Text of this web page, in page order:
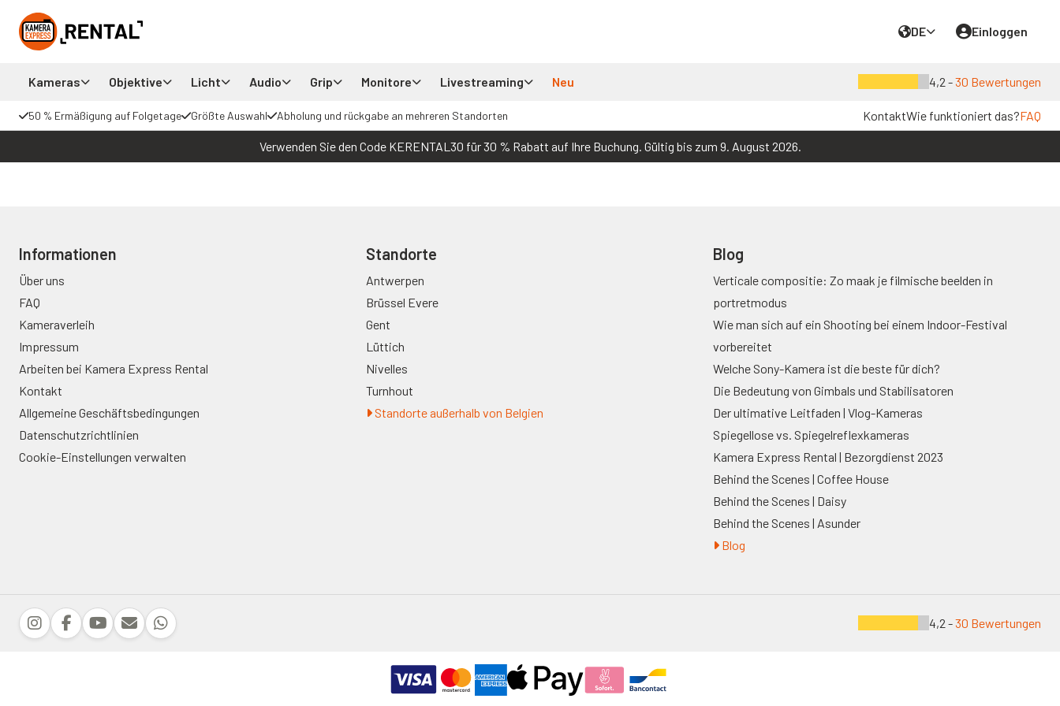
DE Einloggen
Kameras Objektive Licht Audio Grip Monitore Livestreaming Neu 4,2 -30 Bewertungen
50 % Ermäßigung auf Folgetage Größte Auswahl Abholung und rückgabe an mehreren Standorten KontaktWie funktioniert das?FAQ
Verwenden Sie den Code KERENTAL30 für 30 % Rabatt auf Ihre Buchung. Gültig bis zum 9. August 2026.
Informationen
Über uns
FAQ
Kameraverleih
Impressum
Arbeiten bei Kamera Express Rental
Kontakt
Allgemeine Geschäftsbedingungen
Datenschutzrichtlinien
Cookie-Einstellungen verwalten
Standorte
Antwerpen
Brüssel Evere
Gent
Lüttich
Nivelles
Turnhout
Standorte außerhalb von Belgien
Blog
Verticale compositie: Zo maak je filmische beelden in
portretmodus
Wie man sich auf ein Shooting bei einem Indoor-Festival
vorbereitet
Welche Sony-Kamera ist die beste für dich?
Die Bedeutung von Gimbals und Stabilisatoren
Der ultimative Leitfaden | Vlog-Kameras
Spiegellose vs. Spiegelreflexkameras
Kamera Express Rental | Bezorgdienst 2023
Behind the Scenes | Coffee House
Behind the Scenes | Daisy
Behind the Scenes | Asunder
Blog
4,2 -30 Bewertungen